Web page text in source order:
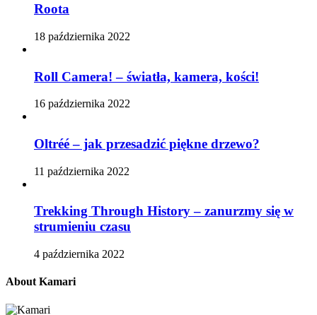
Roota
18 października 2022
Roll Camera! – światła, kamera, kości!
16 października 2022
Oltréé – jak przesadzić piękne drzewo?
11 października 2022
Trekking Through History – zanurzmy się w
strumieniu czasu
4 października 2022
About Kamari